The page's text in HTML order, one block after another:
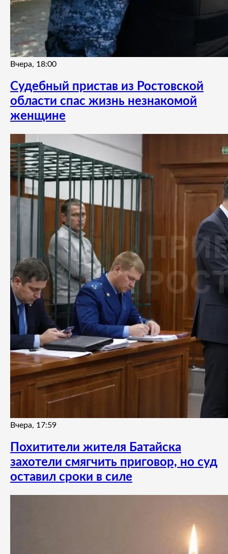
Вчера, 18:00
Судебный пристав из Ростовской
области спас жизнь незнакомой
женщине
Вчера, 17:59
Похитители жителя Батайска
захотели смягчить приговор, но суд
оставил сроки в силе